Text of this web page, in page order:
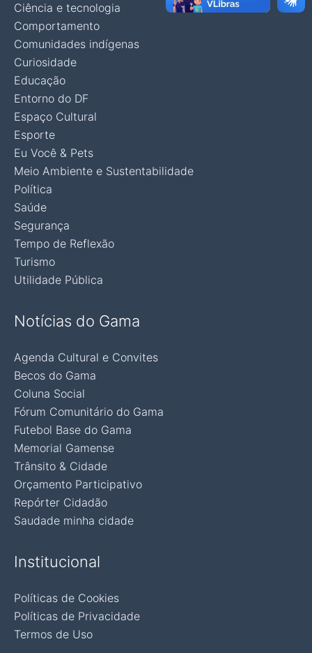
Ciência e tecnologia
Comportamento
Comunidades indígenas
Curiosidade
Educação
Entorno do DF
Espaço Cultural
Esporte
Eu Você & Pets
Meio Ambiente e Sustentabilidade
Política
Saúde
Segurança
Tempo de Reflexão
Turismo
Utilidade Pública
Notícias do Gama
Agenda Cultural e Convites
Becos do Gama
Coluna Social
Fórum Comunitário do Gama
Futebol Base do Gama
Memorial Gamense
Trânsito & Cidade
Orçamento Participativo
Repórter Cidadão
Saudade minha cidade
Institucional
Políticas de Cookies
Políticas de Privacidade
Termos de Uso